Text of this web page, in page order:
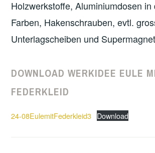
Holzwerkstoffe, Aluminiumdosen in
Farben, Hakenschrauben, evtl.
Unterlagscheiben und
DOWNLOAD WERKIDEE EULE
FEDERKLEID
24-08EulemitFederkleid3 Download